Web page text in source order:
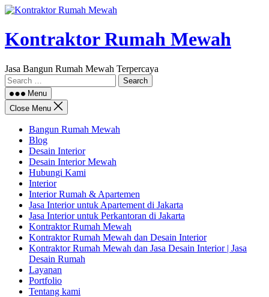
Skip
content
Kontraktor Rumah Mewah
Jasa Bangun Rumah Mewah Terpercaya
Search
for:
Menu
Close Menu
Bangun Rumah Mewah
Blog
Desain Interior
Desain Interior Mewah
Hubungi Kami
Interior
Interior Rumah & Apartemen
Jasa Interior untuk Apartement di Jakarta
Jasa Interior untuk Perkantoran di Jakarta
Kontraktor Rumah Mewah
Kontraktor Rumah Mewah dan Desain Interior
Kontraktor Rumah Mewah dan Jasa Desain Interior | Jasa
Desain Rumah
Layanan
Portfolio
Tentang kami